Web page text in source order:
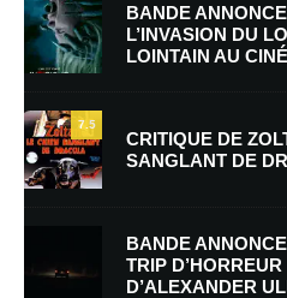
E-mail*
Enregistrer mon nom, mon e-mail
mon prochain commentaire.
Prévenez-moi de tous les nouveaux
BANDE
L’INVASION DU
LOINTAIN AU
7.5
CRITIQUE DE
SANGLANT DE
BANDE
TRIP
D’ALEXANDER